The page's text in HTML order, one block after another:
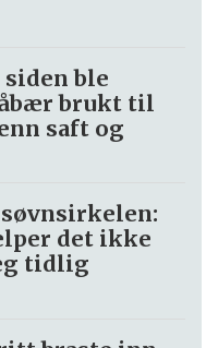
kilder som
som samlet
på hevn- og
danskene mer
til en diskusjon
vikinger som
siden ble
brukt til
saft og
det ikke
tidlig